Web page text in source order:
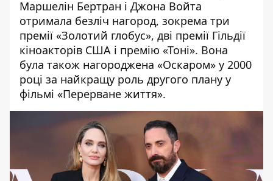
Маршелін Бертран і Джона Войта
отримала безліч нагород, зокрема три
премії «Золотий глобус», дві премії Гільдії
кіноакторів США і премію «Тоні». Вона
була також нагороджена «Оскаром» у 2000
році за найкращу роль другого плану у
фільмі «Перерване життя».